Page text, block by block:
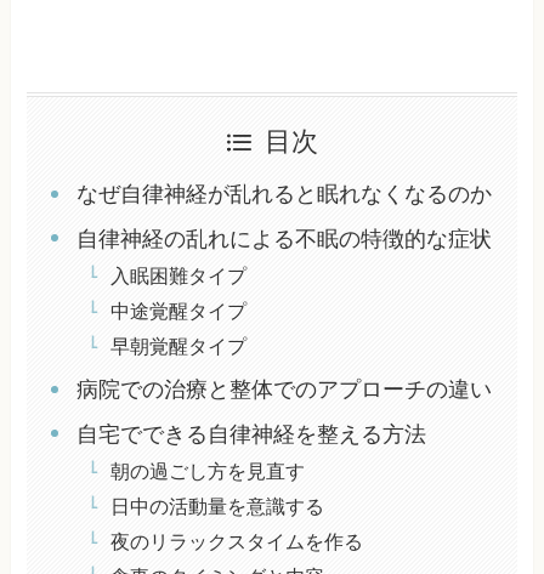
目次
なぜ自律神経が乱れると眠れなくなるのか
自律神経の乱れによる不眠の特徴的な症状
入眠困難タイプ
中途覚醒タイプ
早朝覚醒タイプ
病院での治療と整体でのアプローチの違い
自宅でできる自律神経を整える方法
朝の過ごし方を見直す
日中の活動量を意識する
夜のリラックスタイムを作る